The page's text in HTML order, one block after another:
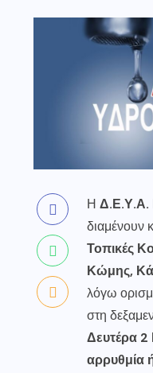
Η Δ.Ε.Υ.Α.
διαμένουν
Τοπικές
Κώμης,
λόγω
στη
Δευτέρα 2
αρρυθμία